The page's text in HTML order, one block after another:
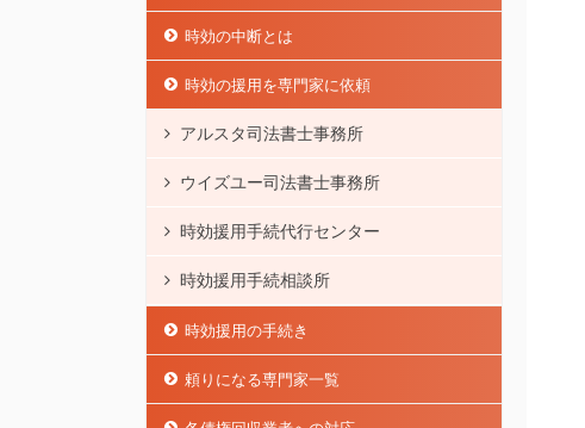
時効の中断とは
時効の援用を専門家に依頼
アルスタ司法書士事務所
ウイズユー司法書士事務所
時効援用手続代行センター
時効援用手続相談所
時効援用の手続き
頼りになる専門家一覧